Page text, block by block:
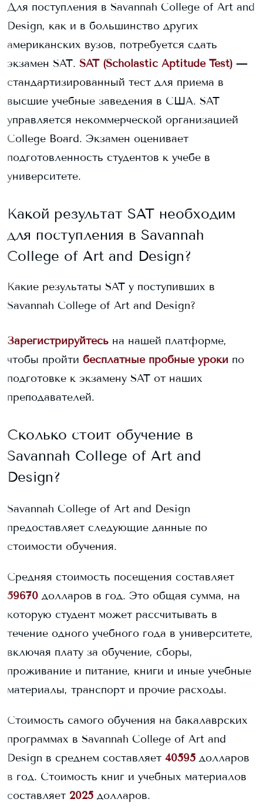
Для поступления в Savannah College of Art and
Design, как и в большинство других
американских вузов, потребуется сдать
экзамен SAT. SAT (Scholastic Aptitude Test) —
стандартизированный тест для приема в
высшие учебные заведения в США. SAT
управляется некоммерческой организацией
College Board. Экзамен оценивает
подготовленность студентов к учебе в
университете.
Какой результат SAT необходим
для поступления в Savannah
College of Art and Design?
Какие результаты SAT у поступивших в
Savannah College of Art and Design?
Зарегистрируйтесь на нашей платформе,
чтобы пройти бесплатные пробные уроки по
подготовке к экзамену SAT от наших
преподавателей.
Сколько стоит обучение в
Savannah College of Art and
Design?
Savannah College of Art and Design
предоставляет следующие данные по
стоимости обучения.
Средняя стоимость посещения составляет
59670 долларов в год. Это общая сумма, на
которую студент может рассчитывать в
течение одного учебного года в университете,
включая плату за обучение, сборы,
проживание и питание, книги и иные учебные
материалы, транспорт и прочие расходы.
Стоимость самого обучения на бакалаврских
программах в Savannah College of Art and
Design в среднем составляет 40595 долларов
в год. Стоимость книг и учебных материалов
составляет 2025 долларов.